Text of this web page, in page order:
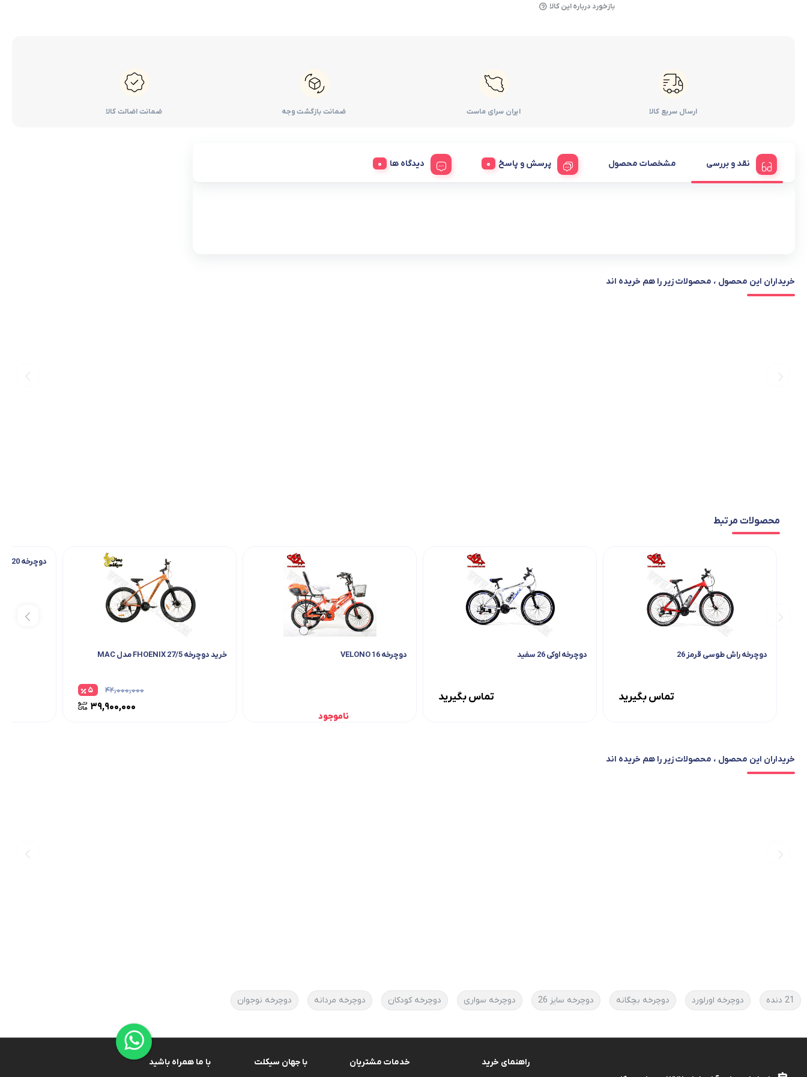
بازخورد درباره این کالا
ارسال سریع کالا ایران سرای ماست ضمانت بازگشت وجه ضمانت اضالت کالا
نقد و بررسی مشخصات محصول پرسش و پاسخ دیدگاه ها
خریداران این محصول ، محصولات زیر را هم خریده اند
محصولات مرتبط
دوچرخه راش طوسی قرمز 26
تماس بگیرید
دوچرخه اوکی 26 سفید
تماس بگیرید
دوچرخه 16 VELONO
ناموجود
خرید دوچرخه 27/5 FHOENIX مدل MAC
42,000,000
39,900,000
5
دوچرخه 20 اورلرد DOZER
خریداران این محصول ، محصولات زیر را هم خریده اند
21 دنده دوچرخه اورلورد دوچرخه بچگانه دوچرخه سایز 26 دوچرخه سواری دوچرخه کودکان دوچرخه مردانه دوچرخه نوجوان
راهنمای خرید خدمات مشتریان با جهان سیکلت با ما همراه باشید